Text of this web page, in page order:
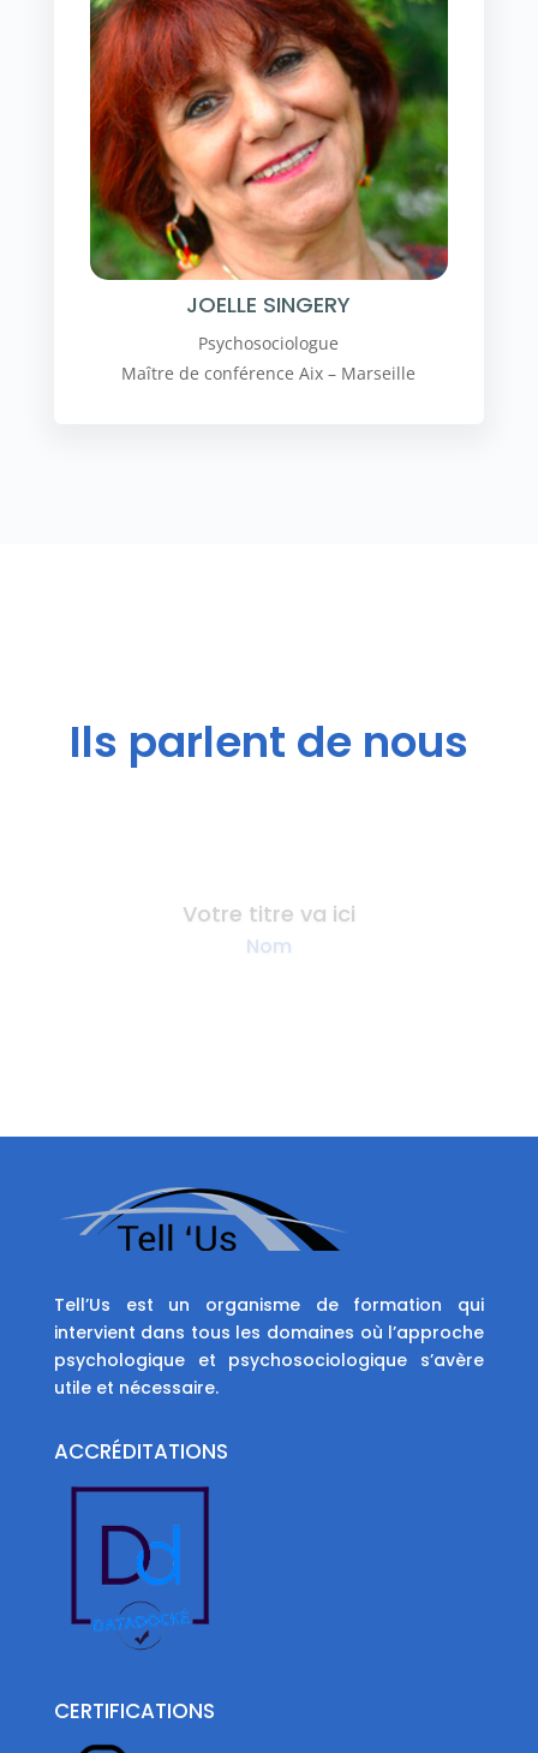
JOELLE SINGERY
Psychosociologue
Maître de conférence Aix – Marseille
Ils parlent de nous
Votre titre va ici
Nom
Tell’Us est un organisme de formation qui
intervient dans tous les domaines où l’approche
psychologique et psychosociologique s’avère
utile et nécessaire.
ACCRÉDITATIONS
CERTIFICATIONS